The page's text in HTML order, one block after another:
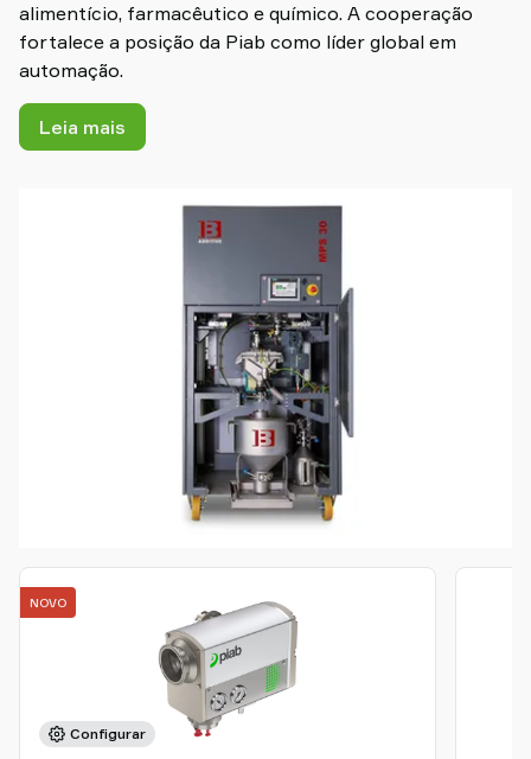
alimentício, farmacêutico e químico. A cooperação
fortalece a posição da Piab como líder global em
automação.
Leia mais
Configurar
NOVO